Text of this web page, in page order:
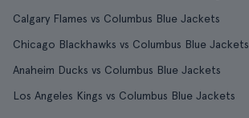
Calgary Flames vs Columbus Blue Jackets
Chicago Blackhawks vs Columbus Blue Jackets
Anaheim Ducks vs Columbus Blue Jackets
Los Angeles Kings vs Columbus Blue Jackets